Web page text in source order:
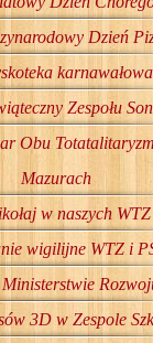
Dzień
karnawałowa
Zespołu
Obu
Mazurach
w naszych WTZ
wigilijne WTZ i
3D w Zespole